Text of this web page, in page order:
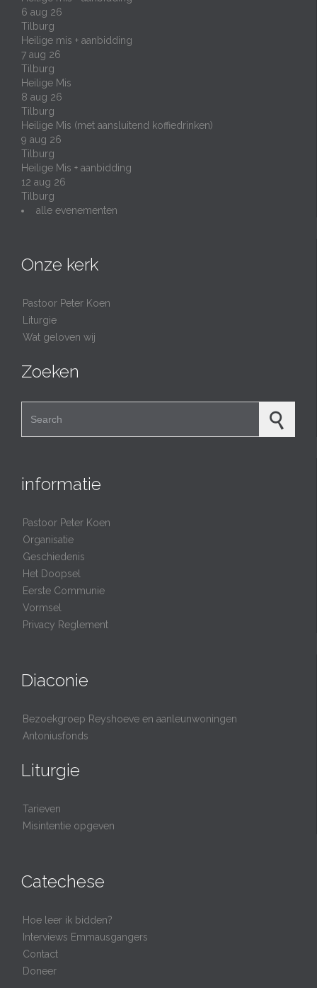
6 aug 26
Tilburg
Heilige mis + aanbidding
7 aug 26
Tilburg
Heilige Mis
8 aug 26
Tilburg
Heilige Mis (met aansluitend koffiedrinken)
9 aug 26
Tilburg
Heilige Mis + aanbidding
12 aug 26
Tilburg
alle evenementen
Onze kerk
Pastoor Peter Koen
Liturgie
Wat geloven wij
Zoeken
informatie
Pastoor Peter Koen
Organisatie
Geschiedenis
Het Doopsel
Eerste Communie
Vormsel
Privacy Reglement
Diaconie
Bezoekgroep Reyshoeve en aanleunwoningen
Antoniusfonds
Liturgie
Tarieven
Misintentie opgeven
Catechese
Hoe leer ik bidden?
Interviews Emmausgangers
Contact
Doneer